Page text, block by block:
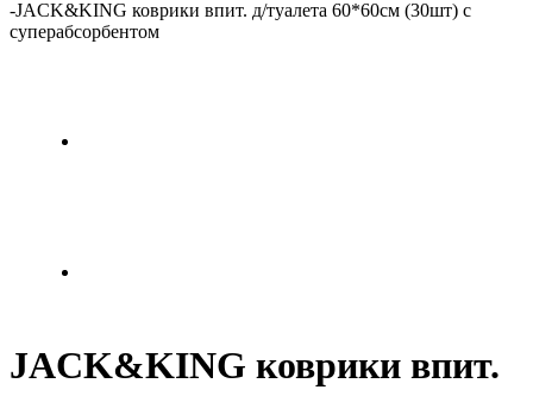
-JACK&KING коврики впит. д/туалета 60*60см (30шт) с
суперабсорбентом
JACK&KING коврики впит.